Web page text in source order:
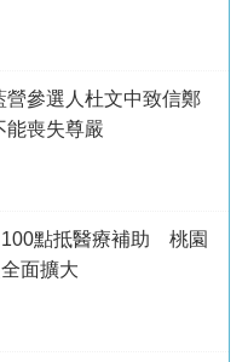
參選人杜文中致信鄭
能喪失尊嚴
點抵醫療補助 桃園
面擴大